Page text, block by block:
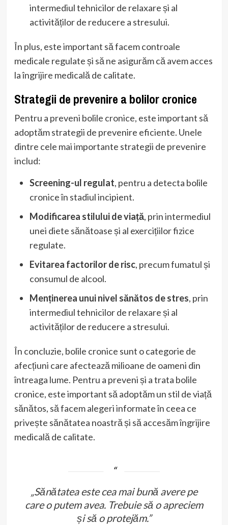
intermediul tehnicilor de relaxare și al
activităților de reducere a stresului.
În plus, este important să facem controale
medicale regulate și să ne asigurăm că avem acces
la îngrijire medicală de calitate.
Strategii de prevenire a bolilor cronice
Pentru a preveni bolile cronice, este important să
adoptăm strategii de prevenire eficiente. Unele
dintre cele mai importante strategii de prevenire
includ:
Screening-ul regulat, pentru a detecta bolile
cronice în stadiul incipient.
Modificarea stilului de viață, prin intermediul
unei diete sănătoase și al exercițiilor fizice
regulate.
Evitarea factorilor de risc, precum fumatul și
consumul de alcool.
Menținerea unui nivel sănătos de stres, prin
intermediul tehnicilor de relaxare și al
activităților de reducere a stresului.
În concluzie, bolile cronice sunt o categorie de
afecțiuni care afectează milioane de oameni din
întreaga lume. Pentru a preveni și a trata bolile
cronice, este important să adoptăm un stil de viață
sănătos, să facem alegeri informate în ceea ce
privește sănătatea noastră și să accesăm îngrijire
medicală de calitate.
„Sănătatea este cea mai bună avere pe
care o putem avea. Trebuie să o apreciem
și să o protejăm.”